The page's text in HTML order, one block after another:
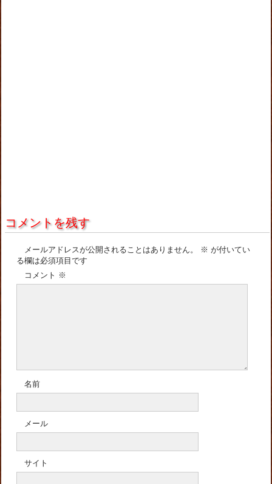
コメントを残す
メールアドレスが公開されることはありません。 ※ が付いてい
る欄は必須項目です
コメント ※
名前
メール
サイト